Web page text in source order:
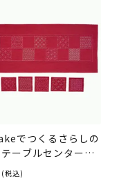
でつくるさらしの
ーブルセンター＆
ー＜R1＞（材料セ
(税込)